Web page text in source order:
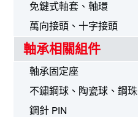
免鍵式軸套、軸環
萬向接頭、十字接頭
軸承相關組件
軸承固定座
不鏽鋼球、陶瓷球、鋼珠
鋼針 PIN